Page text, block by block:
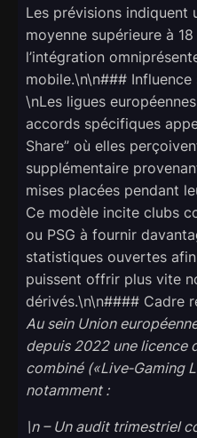
Les prévisions indiquent
moyenne supérieure à
l’intégration
mobile.\n\n###
\nLes ligues
accords spécifiques
Share” où elles
supplémentaire
mises placées pendant
Ce modèle incite clubs
ou PSG à fournir
statistiques ouvertes
puissent offrir plus vite
dérivés.\n\n#### Cadre
Au sein Union
depuis 2022 une licence
combiné («Live‐Gaming
notamment :
\n – Un audit trimestriel